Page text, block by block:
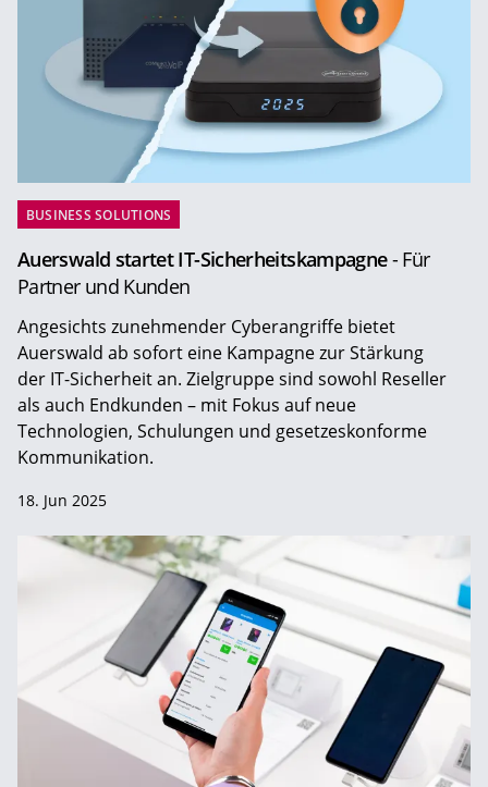
BUSINESS SOLUTIONS
Auerswald startet IT-Sicherheitskampagne- Für
Partner und Kunden
Angesichts zunehmender Cyberangriffe bietet
Auerswald ab sofort eine Kampagne zur Stärkung
der IT-Sicherheit an. Zielgruppe sind sowohl Reseller
als auch Endkunden – mit Fokus auf neue
Technologien, Schulungen und gesetzeskonforme
Kommunikation.
18. Jun 2025